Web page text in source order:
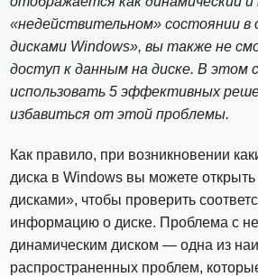
«недействительном» состоянии в
дисками Windows», вы также не
доступ к данным на диске. В этом
использовать 5 эффективных
избавиться от этой проблемы.
Как правило, при возникновении
диска в Windows вы можете
дисками», чтобы проверить
информацию о диске. Проблема с
динамическим диском — одна из
распространенных проблем,